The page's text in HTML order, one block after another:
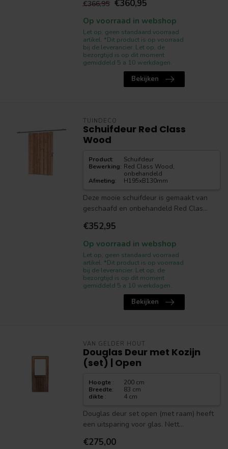
€366,95 €360,95
Op voorraad in webshop
Let op, geen standaard voorraad
artikel. *Dit product is op voorraad
bij de leverancier. Let op, de
bezorgtijd is op dit moment
gemiddeld 5 a 10 werkdagen.
Bekijken
TUINDECO
Schuifdeur Red Class
Wood
Product:
Schuifdeur
Bewerking: Red Class Wood,
onbehandeld
Afmeting: H195xB130mm
Deze mooie schuifdeur is gemaakt van
geschaafd en onbehandeld Red Clas...
€352,95
Op voorraad in webshop
Let op, geen standaard voorraad
artikel. *Dit product is op voorraad
bij de leverancier. Let op, de
bezorgtijd is op dit moment
gemiddeld 5 a 10 werkdagen.
Bekijken
VAN GELDER HOUT
Douglas Deur met Kozijn
(set) | Open
Hoogte :
200 cm
Breedte:
83 cm
dikte : 4 cm
Douglas deur set open (met raam) heeft
een uitsparing voor glas. Nett...
€275,00